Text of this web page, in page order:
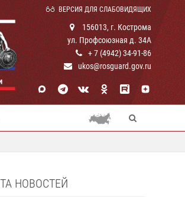
ВЕРСИЯ ДЛЯ СЛАБОВИДЯЩИХ
156013, г. Кострома
ул. Профсоюзная д. 34А
+ 7 (4942) 34-91-86
ukos@rosguard.gov.ru
НОВОСТЕЙ